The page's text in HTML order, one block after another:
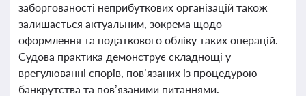
заборгованості неприбуткових організацій також
залишається актуальним, зокрема щодо
оформлення та податкового обліку таких операцій.
Судова практика демонструє складнощі у
врегулюванні спорів, пов’язаних із процедурою
банкрутства та пов’язаними питаннями.